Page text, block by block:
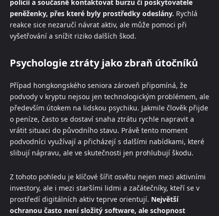
policii a současně kontaktovat burzu či poskytovatele
peněženky, přes které byly prostředky odeslány. Rychlá
reakce sice nezaručí návrat aktiv, ale může pomoci při
vyšetřování a snížit riziko dalších škod.
Psychologie ztráty jako zbraň útočníků
Případ hongkongského seniora zároveň připomíná, že
podvody v kryptu nejsou jen technologickým problémem, ale
především útokem na lidskou psychiku. Jakmile člověk přijde
o peníze, často se dostaví snaha ztrátu rychle napravit a
vrátit situaci do původního stavu. Právě tento moment
podvodníci využívají a přicházejí s dalšími nabídkami, které
slibují nápravu, ale ve skutečnosti jen prohlubují škodu.
Z tohoto pohledu je klíčové šířit osvětu nejen mezi aktivními
investory, ale i mezi staršími lidmi a začátečníky, kteří se v
prostředí digitálních aktiv teprve orientují. Největší
ochranou často není složitý software, ale schopnost